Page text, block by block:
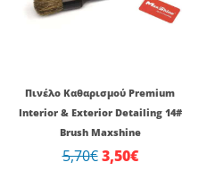
Πινέλο Καθαρισμού Premium
Interior & Exterior Detailing 14#
Brush Maxshine
5,70€
5,70€.
3,50€
είναι: